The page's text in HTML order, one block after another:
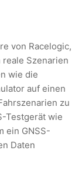
von Racelogic,
Szenarien
wie die
auf einen
zu
Testgerät wie
ein GNSS-
Daten